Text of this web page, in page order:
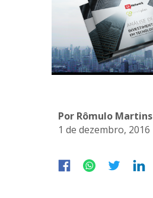
Por Rômulo Martins
1 de dezembro, 2016